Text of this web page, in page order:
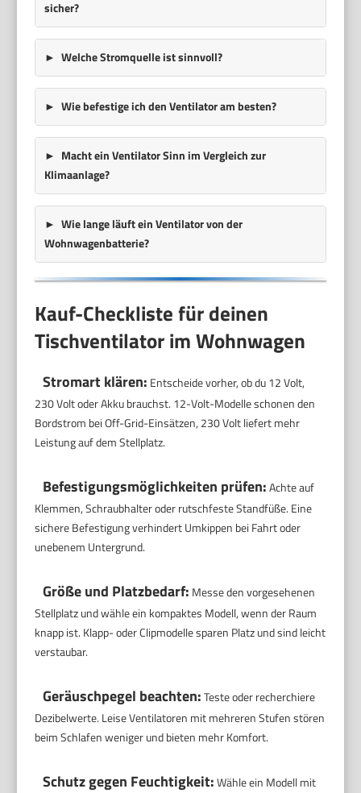
sicher?
Welche Stromquelle ist sinnvoll?
Wie befestige ich den Ventilator am besten?
Macht ein Ventilator Sinn im Vergleich zur
Klimaanlage?
Wie lange läuft ein Ventilator von der
Wohnwagenbatterie?
Kauf-Checkliste für deinen
Tischventilator im Wohnwagen
Stromart klären: Entscheide vorher, ob du 12 Volt,
230 Volt oder Akku brauchst. 12-Volt-Modelle schonen den
Bordstrom bei Off-Grid-Einsätzen, 230 Volt liefert mehr
Leistung auf dem Stellplatz.
Befestigungsmöglichkeiten prüfen:Achte auf
Klemmen, Schraubhalter oder rutschfeste Standfüße. Eine
sichere Befestigung verhindert Umkippen bei Fahrt oder
unebenem Untergrund.
Größe und Platzbedarf: Messe den vorgesehenen
Stellplatz und wähle ein kompaktes Modell, wenn der Raum
knapp ist. Klapp- oder Clipmodelle sparen Platz und sind leicht
verstaubar.
Geräuschpegel beachten:Teste oder recherchiere
Dezibelwerte. Leise Ventilatoren mit mehreren Stufen stören
beim Schlafen weniger und bieten mehr Komfort.
Schutz gegen Feuchtigkeit:Wähle ein Modell mit